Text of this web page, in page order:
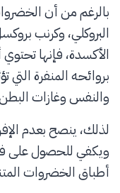
بالرغم من أن
البروكلي، وكرنب
الأكسدة، فإنها
بروائحه المنفرة
والنفس وغازات
لذلك، ينصح بعدم
ويكفي للحصول على
أطباق الخضروات